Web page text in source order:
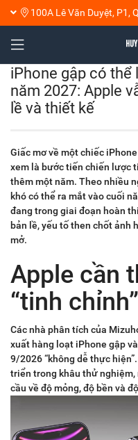
100A Lê Văn Duyệt, P1,
iPhone gập có thể
năm 2027: Apple
lề và thiết kế
Giấc mơ về một chiếc
xem là bước tiến chiến lược
thêm một năm. Theo nhiều
khó có thể ra mắt vào cuối
đang trong giai đoạn hoàn
bản lề, yếu tố then chốt ảnh
mở.
Apple cần
“tinh chỉnh”
Các nhà phân tích của
xuất hàng loạt iPhone gập
9/2026 “không dễ thực
triển trong khâu thử nghiệm,
cầu về độ mỏng, độ bền và